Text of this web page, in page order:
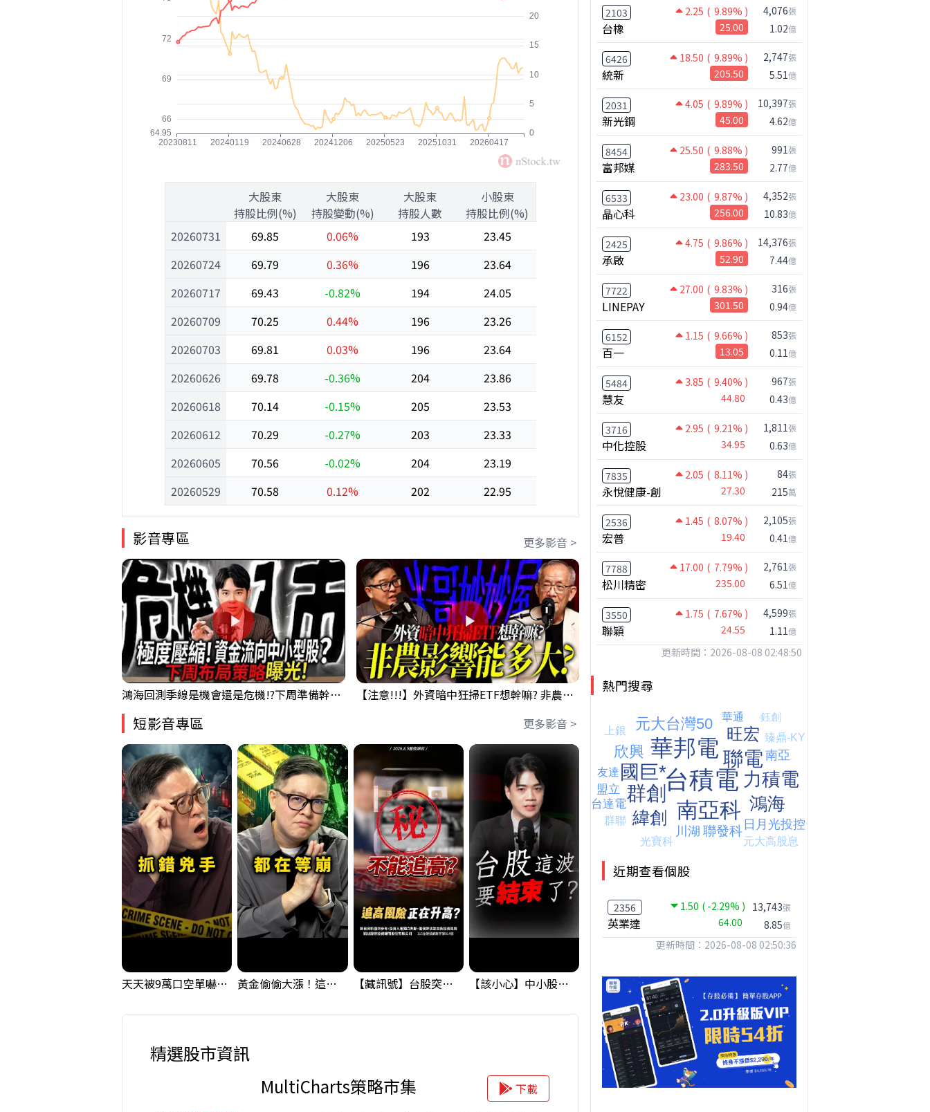
20260731
20260724
20260717
20260709
20260703
20260626
20260618
20260612
20260605
20260529
大股東
持股比例(%)
大股東
持股變動(%)
大股東
持股人數
小股東
持股比例(%)
69.85
0.06% 193
23.45
69.79
0.36% 196
23.64
69.43
-0.82% 194
24.05
70.25
0.44% 196
23.26
69.81
0.03% 196
23.64
69.78
-0.36% 204
23.86
70.14
-0.15% 205
23.53
70.29
-0.27% 203
23.33
70.56
-0.02% 204
23.19
70.58
0.12% 202 22.95
影音專區 更多影音 >
鴻海回測季線是機會還是危機!?下周準備幹大事?｜0807 #3661 #2317 #2317鴻海 【注意!!!】外資暗中狂掃ETF想幹嘛? 非農影響能多大?!｜ Mr.永年 李 / Mr.JIMMY 高志銘 / 理財有夠跩
短影音專區 更多影音 >
天天被9萬口空單嚇，其實你盯錯地方了｜Mr.Jimmy高志銘 #台股 #外資期貨 #融資 黃金偷偷大漲！這才是決定台股生死的「真風向球」！｜Mr.Jimmy高志銘 #黃金 #美元指數 #聯準會 【藏訊號】台股突破季線，週一我提醒了這個關鍵訊號 【該小心】中小股派對結束 ? 關鍵訊號都指向... 台股狂飆1200點，但還有兩關沒過｜Mr.Jimmy高志銘 #台股 #期貨 #加權指數
精選股市資訊
MultiCharts策略市集
下載
2103 2.25 ( 9.89% )
台橡 25.00
4,076張
1.02億
6426 18.50 ( 9.89% )
統新 205.50
2,747張
5.51億
2031 4.05 ( 9.89% )
新光鋼 45.00
10,397張
4.62億
8454 25.50 ( 9.88% )
富邦媒 283.50
991張
2.77億
6533 23.00 ( 9.87% )
晶心科 256.00
4,352張
10.83億
2425 4.75 ( 9.86% )
承啟 52.90
14,376張
7.44億
7722 27.00 ( 9.83% )
LINEPAY 301.50
316張
0.94億
6152 1.15 ( 9.66% )
百一 13.05
853張
0.11億
5484 3.85 ( 9.40% )
慧友 44.80
967張
0.43億
3716 2.95 ( 9.21% )
中化控股 34.95
1,811張
0.63億
7835 2.05 ( 8.11% )
永悅健康-創 27.30
84張
215萬
2536 1.45 ( 8.07% )
宏普 19.40
2,105張
0.41億
7788 17.00 ( 7.79% )
松川精密 235.00
2,761張
6.51億
3550 1.75 ( 7.67% )
聯穎 24.55
4,599張
1.11億
更新時間：2026-08-08 02:48:50
熱門搜尋
近期查看個股
2356 1.50 ( -2.29% )
英業達 64.00
13,743張
8.85億
更新時間：2026-08-08 02:50:36